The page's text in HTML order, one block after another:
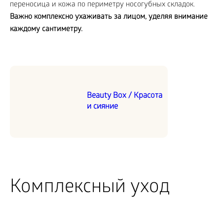
переносица и кожа по периметру носогубных складок.
Важно комплексно ухаживать за лицом, уделяя внимание
каждому сантиметру.
Beauty Box / Красота
и сияние
Комплексный уход